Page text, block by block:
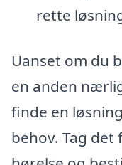
rette
Uanset om du
en anden
finde en
behov. Tag